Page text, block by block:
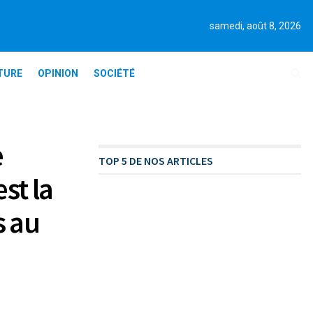
samedi, août 8, 2026
OPINION SOCIÉTÉ
la
au
TOP 5 DE NOS ARTICLES